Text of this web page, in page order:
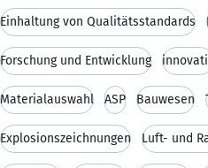
Einhaltung von Qualitätsstandards
Forschung und Entwicklung
Materialauswahl ASP Bauwesen
Explosionszeichnungen Luft- und